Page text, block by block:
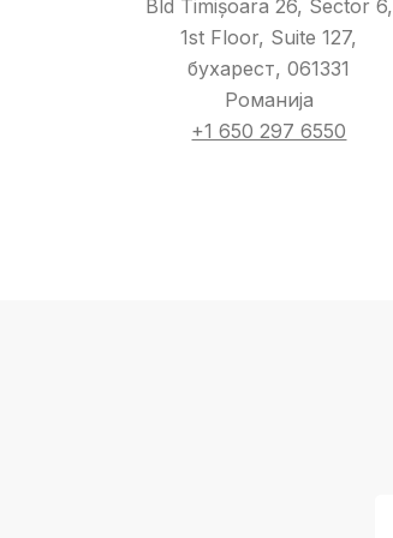
Bld Timișoara 26, Sector 6,
1st Floor, Suite 127,
бухарест, 061331
Романија
+1 650 297 6550